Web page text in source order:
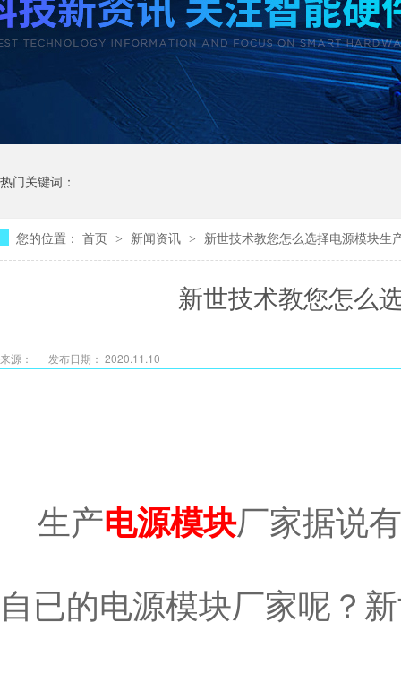
热门关键词：
您的位置： 首页 > 新闻资讯 > 新世技术教您怎么选择电源模块生
新世技术教您怎么
来源： 发布日期： 2020.11.10
生产电源模块厂家据说
自已的电源模块厂家呢？